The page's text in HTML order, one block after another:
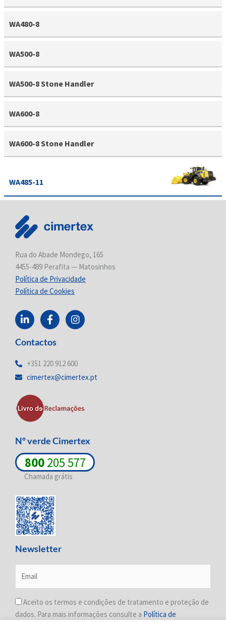
WA480-8
WA500-8
WA500-8 Stone Handler
WA600-8
WA600-8 Stone Handler
WA485-11
Rua do Abade Mondego, 165
4455-489 Perafita — Matosinhos
Política de Privacidade
Política de Cookies
L
i
n
k
d
n
i
n
F
a
c
e
o
k
I
n
s
g
a
Contactos
+351 220 912 600
cimertex@cimertex.pt
Nº verde Cimertex
800205 577
Chamada grátis
Newsletter
Aceito os termos e condições de tratamento e proteção de
dados. Para mais informações consulte a Política de